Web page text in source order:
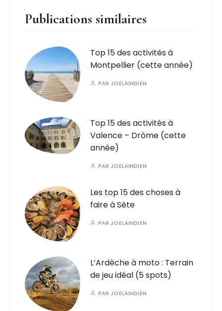
Publications similaires
Top 15 des activités à
Montpellier (cette année)
PAR JOELAINDIEN
Top 15 des activités à
Valence – Drôme (cette
année)
PAR JOELAINDIEN
Les top 15 des choses à
faire à Sète
PAR JOELAINDIEN
L’Ardèche à moto : Terrain
de jeu idéal (5 spots)
PAR JOELAINDIEN